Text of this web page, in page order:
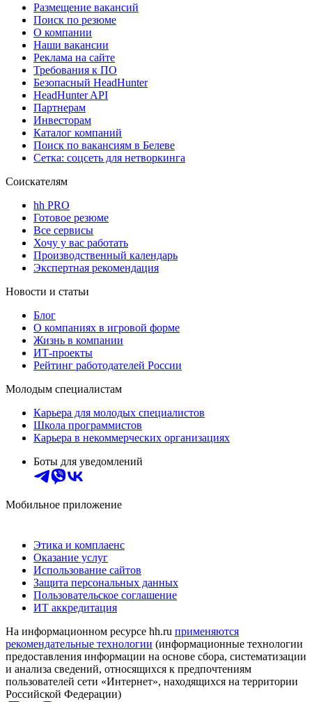
Размещение вакансий
Поиск по резюме
О компании
Наши вакансии
Реклама на сайте
Требования к ПО
Безопасный HeadHunter
HeadHunter API
Партнерам
Инвесторам
Каталог компаний
Поиск по вакансиям в Белеве
Сетка: соцсеть для нетворкинга
Соискателям
hh PRO
Готовое резюме
Все сервисы
Хочу у вас работать
Производственный календарь
Экспертная рекомендация
Новости и статьи
Блог
О компаниях в игровой форме
Жизнь в компании
ИТ-проекты
Рейтинг работодателей России
Молодым специалистам
Карьера для молодых специалистов
Школа программистов
Карьера в некоммерческих организациях
Боты для уведомлений
Мобильное приложение
Этика и комплаенс
Оказание услуг
Использование сайтов
Защита персональных данных
Пользовательское соглашение
ИТ аккредитация
На информационном ресурсе hh.ru применяются
рекомендательные технологии (информационные технологии
предоставления информации на основе сбора, систематизации
и анализа сведений, относящихся к предпочтениям
пользователей сети «Интернет», находящихся на территории
Российской Федерации)